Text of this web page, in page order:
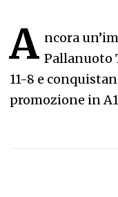
A ncora
Pallanuoto
11-8 e
promozione in